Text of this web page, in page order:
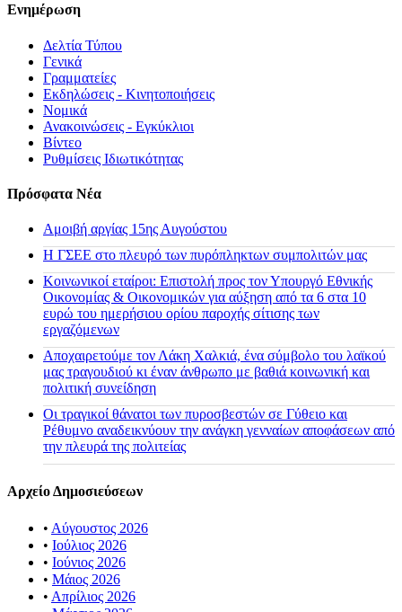
Ενημέρωση
Δελτία Τύπου
Γενικά
Γραμματείες
Εκδηλώσεις - Κινητοποιήσεις
Νομικά
Ανακοινώσεις - Εγκύκλιοι
Βίντεο
Ρυθμίσεις Ιδιωτικότητας
Πρόσφατα Νέα
Αμοιβή αργίας 15ης Αυγούστου
H ΓΣΕΕ στο πλευρό των πυρόπληκτων συμπολιτών μας
Κοινωνικοί εταίροι: Επιστολή προς τον Υπουργό Εθνικής
Οικονομίας & Οικονομικών για αύξηση από τα 6 στα 10
ευρώ του ημερήσιου ορίου παροχής σίτισης των
εργαζόμενων
Αποχαιρετούμε τον Λάκη Χαλκιά, ένα σύμβολο του λαϊκού
μας τραγουδιού κι έναν άνθρωπο με βαθιά κοινωνική και
πολιτική συνείδηση
Οι τραγικοί θάνατοι των πυροσβεστών σε Γύθειο και
Ρέθυμνο αναδεικνύουν την ανάγκη γενναίων αποφάσεων από
την πλευρά της πολιτείας
Αρχείο Δημοσιεύσεων
• Αύγουστος 2026
• Ιούλιος 2026
• Ιούνιος 2026
• Μάιος 2026
• Απρίλιος 2026